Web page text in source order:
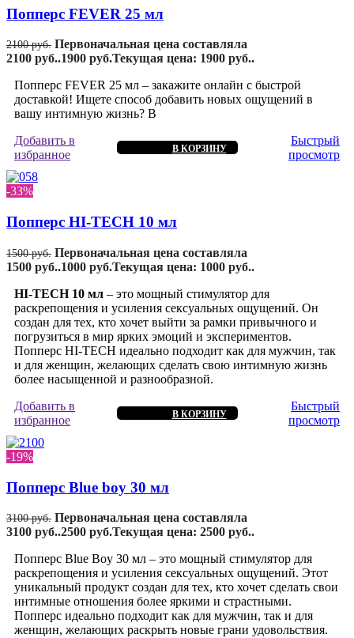
Попперс FEVER 25 мл
2100руб. Первоначальная цена составляла
2100 руб..1900 руб.Текущая цена: 1900 руб..
Попперс FEVER 25 мл – закажите онлайн с быстрой
доставкой! Ищете способ добавить новых ощущений в
вашу интимную жизнь? В
Добавить в
избранное
В КОРЗИНУ
Быстрый
просмотр
-33%
Попперс HI-TECH 10 мл
1500руб. Первоначальная цена составляла
1500 руб..1000 руб.Текущая цена: 1000 руб..
HI-TECH 10 мл – это мощный стимулятор для
раскрепощения и усиления сексуальных ощущений. Он
создан для тех, кто хочет выйти за рамки привычного и
погрузиться в мир ярких эмоций и экспериментов.
Попперс HI-TECH идеально подходит как для мужчин, так
и для женщин, желающих сделать свою интимную жизнь
более насыщенной и разнообразной.
Добавить в
избранное
В КОРЗИНУ
Быстрый
просмотр
-19%
Попперс Blue boy 30 мл
3100руб. Первоначальная цена составляла
3100 руб..2500 руб.Текущая цена: 2500 руб..
Попперс Blue Boy 30 мл – это мощный стимулятор для
раскрепощения и усиления сексуальных ощущений. Этот
уникальный продукт создан для тех, кто хочет сделать свои
интимные отношения более яркими и страстными.
Попперс идеально подходит как для мужчин, так и для
женщин, желающих раскрыть новые грани удовольствия.